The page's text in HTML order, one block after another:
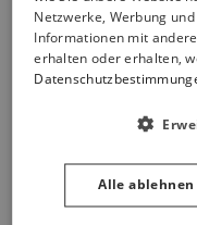
Nudelholz
Teigroller 26 cm
Netzwerke, Werbung
Informationen mit
erhalten oder erhalten,
Alle ablehnen